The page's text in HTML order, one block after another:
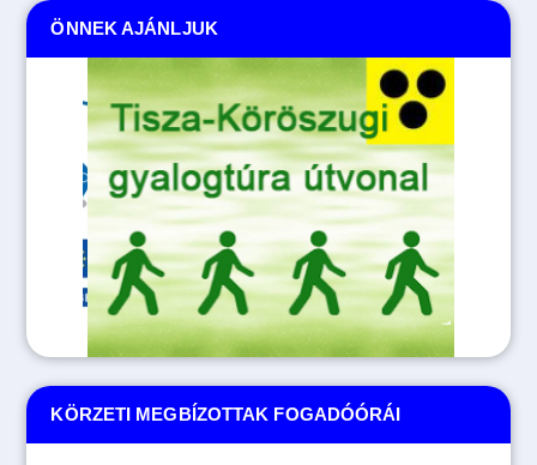
KÖRZETI MEGBÍZOTTAK FOGADÓÓRÁI
ÖNNEK AJÁNLJUK